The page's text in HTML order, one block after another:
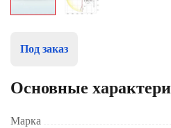
Под заказ
Основные
Марка